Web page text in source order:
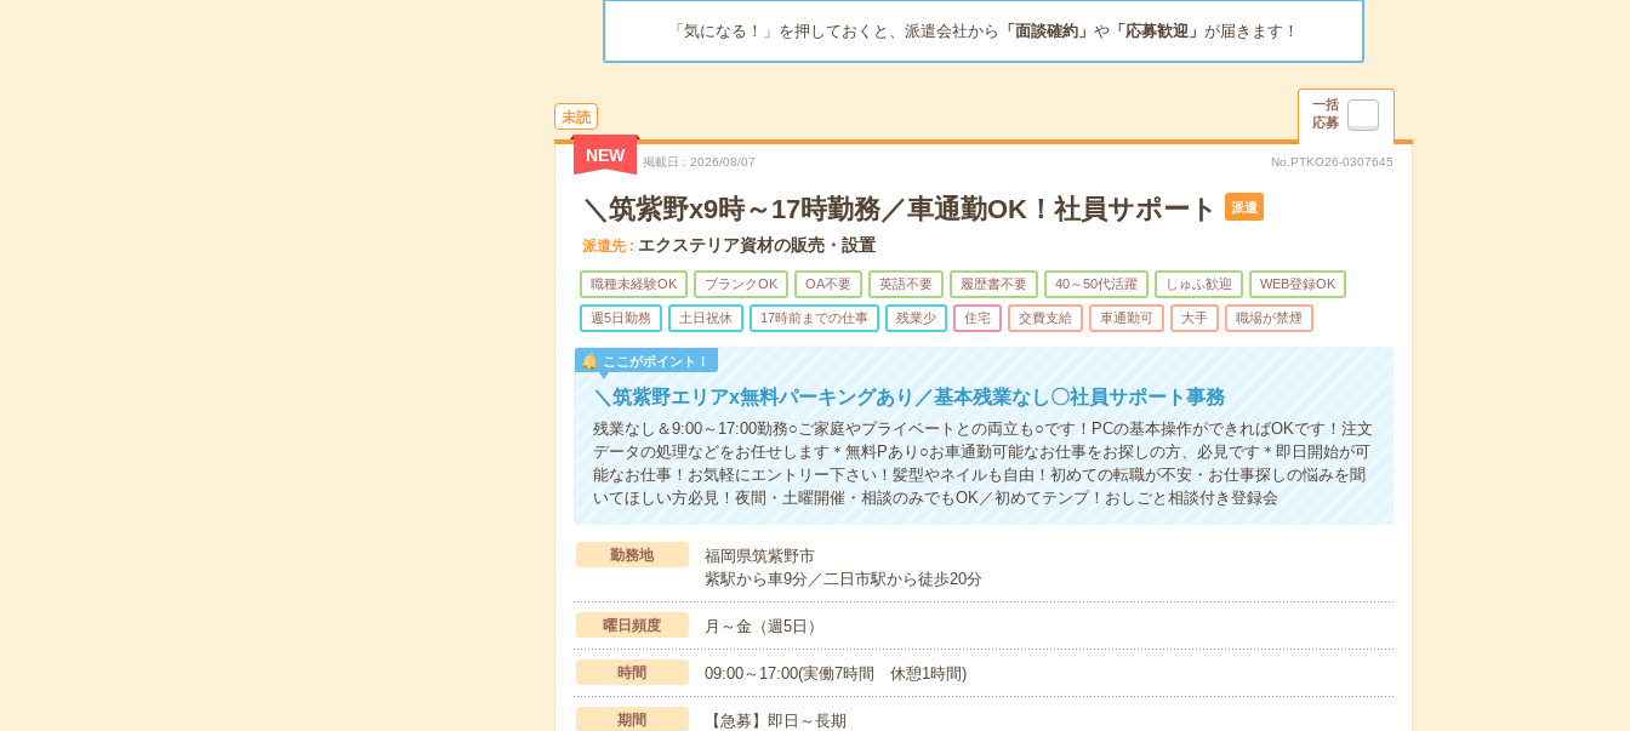
「気になる！」を押しておくと、派遣会社から 「面談確約」 や「応募歓迎」 が届きます！
未読
一括
応募
NEW 掲載日 2026/08/07 No.PTKO26-0307645
＼筑紫野x9時～17時勤務／車通勤OK！社員サポート 派遣
派遣先 エクステリア資材の販売・設置
職種未経験OK ブランクOK OA不要 英語不要 履歴書不要 40～50代活躍 しゅふ歓迎 WEB登録OK
週5日勤務 土日祝休 17時前までの仕事 残業少 住宅 交費支給 車通勤可 大手 職場が禁煙
ここがポイント！
＼筑紫野エリアx無料パーキングあり／基本残業なし〇社員サポート事務
残業なし＆9:00～17:00勤務○ご家庭やプライベートとの両立も○です！PCの基本操作ができればOKです！注文
データの処理などをお任せします＊無料Pあり○お車通勤可能なお仕事をお探しの方、必見です＊即日開始が可
能なお仕事！お気軽にエントリー下さい！髪型やネイルも自由！初めての転職が不安・お仕事探しの悩みを聞
いてほしい方必見！夜間・土曜開催・相談のみでもOK／初めてテンプ！おしごと相談付き登録会
勤務地
福岡県筑紫野市
紫駅から車9分／二日市駅から徒歩20分
曜日頻度 月～金（週5日）
時間 09:00～17:00(実働7時間 休憩1時間)
期間 【急募】即日～長期